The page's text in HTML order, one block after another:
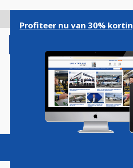
gaan
Magazine Podcasts
Profiteer nu van 30%